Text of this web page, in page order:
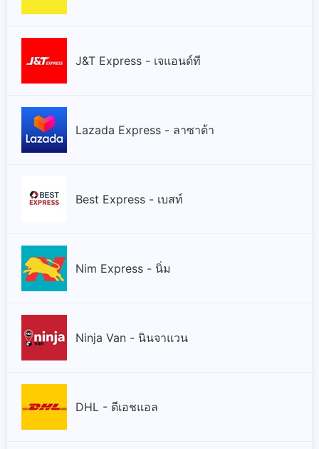
J&T Express - เจแอนด์ที
Lazada Express - ลาซาด้า
Best Express - เบสท์
Nim Express - นิ่ม
Ninja Van - นินจาแวน
DHL - ดีเอชแอล